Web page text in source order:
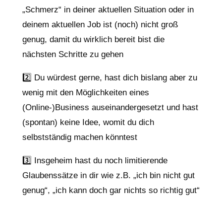
„Schmerz“ in deiner aktuellen Situation oder in
deinem aktuellen Job ist (noch) nicht groß
genug, damit du wirklich bereit bist die
nächsten Schritte zu gehen
2️⃣ Du würdest gerne, hast dich bislang aber zu
wenig mit den Möglichkeiten eines
(Online-)Business auseinandergesetzt und hast
(spontan) keine Idee, womit du dich
selbstständig machen könntest
3️⃣ Insgeheim hast du noch limitierende
Glaubenssätze in dir wie z.B. „ich bin nicht gut
genug“, „ich kann doch gar nichts so richtig gut“